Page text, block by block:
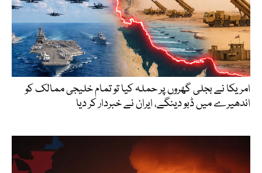
امریکا نے بجلی گھروں پر حملہ کیا تو تمام خلیجی ممالک کو
اندھیرے میں ڈبو دینگے، ایران نے خبردار کر دیا